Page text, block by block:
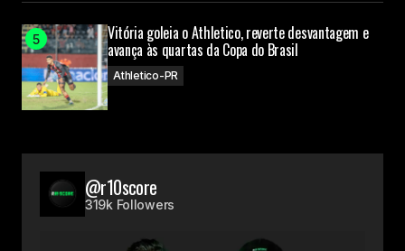
Vitória goleia o Athletico, reverte desvantagem e
avança às quartas da Copa do Brasil
Athletico-PR
@r10score
319k Followers